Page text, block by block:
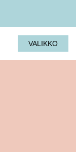
VALIKKO